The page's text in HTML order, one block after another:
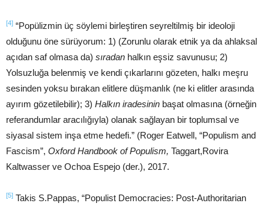
[4] “Popülizmin üç söylemi birleştiren seyreltilmiş bir ideoloji
olduğunu öne sürüyorum: 1) (Zorunlu olarak etnik ya da ahlaksal
açıdan saf olmasa da) sıradan halkın eşsiz savunusu; 2)
Yolsuzluğa belenmiş ve kendi çıkarlarını gözeten, halkı meşru
sesinden yoksu bırakan elitlere düşmanlık (ne ki elitler arasında
ayırım gözetilebilir); 3) Halkın iradesinin başat olmasına (örneğin
referandumlar aracılığıyla) olanak sağlayan bir toplumsal ve
siyasal sistem inşa etme hedefi.” (Roger Eatwell, “Populism and
Fascism”, Oxford Handbook of Populism, Taggart,Rovira
Kaltwasser ve Ochoa Espejo (der.), 2017.
[5] Takis S.Pappas, “Populist Democracies: Post-Authoritarian